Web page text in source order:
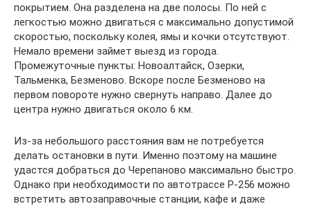
покрытием. Она разделена на две полосы. По ней с
легкостью можно двигаться с максимально допустимой
скоростью, поскольку колея, ямы и кочки отсутствуют.
Немало времени займет выезд из города.
Промежуточные пункты: Новоалтайск, Озерки,
Тальменка, Безменово. Вскоре после Безменово на
первом повороте нужно свернуть направо. Далее до
центра нужно двигаться около 6 км.
Из-за небольшого расстояния вам не потребуется
делать остановки в пути. Именно поэтому на машине
удастся добраться до Черепаново максимально быстро.
Однако при необходимости по автотрассе Р-256 можно
встретить автозаправочные станции, кафе и даже